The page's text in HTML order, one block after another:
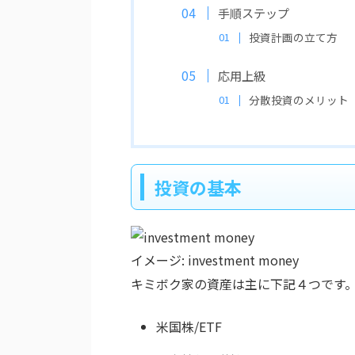
手順ステップ
投資計画の立て方
応用上級
分散投資のメリット
投資の基本
イメージ: investment money
キミボク家の資産は主に下記４つです
米国株/ETF